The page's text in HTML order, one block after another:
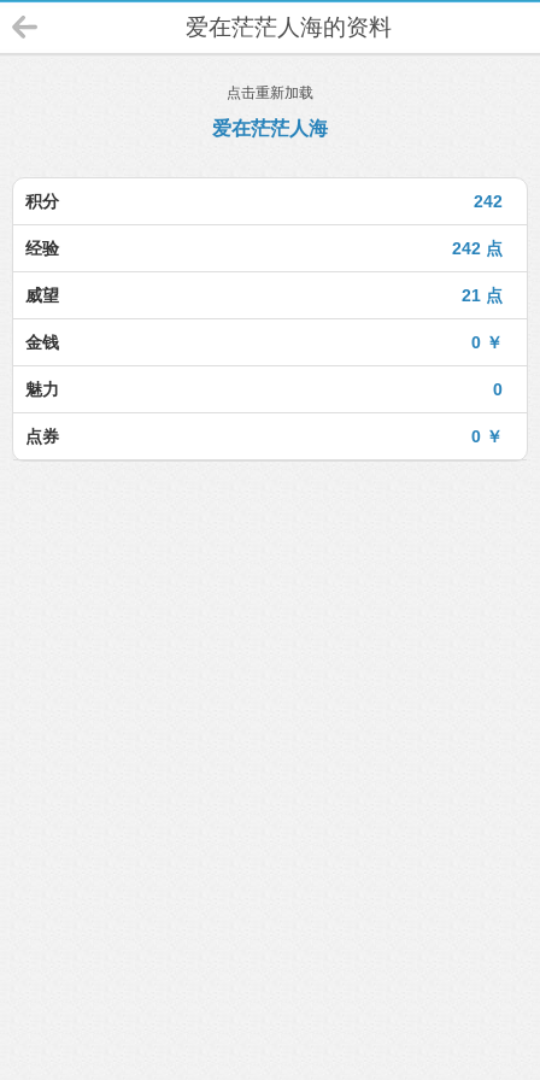
爱在茫茫人海的资料
点击重新加载
爱在茫茫人海
242
积分
242 点
经验
21 点
威望
0 ￥
金钱
0
魅力
0 ￥
点券